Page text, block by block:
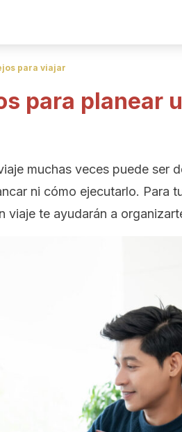
para viajar
para planear
muchas veces puede ser
ni cómo ejecutarlo. Para
viaje te ayudarán a